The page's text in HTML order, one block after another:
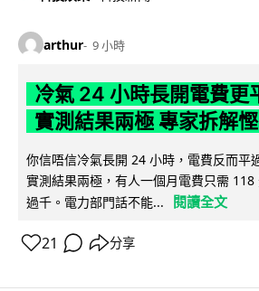
arthur 9 小時
冷氣 24 小時長開電費更
實測結果兩極 專家拆解
你信唔信冷氣長開 24 小時，電費反而平
實測結果兩極，有人一個月電費只需
過千。電力部門話不能...
閱讀全文
21 分享